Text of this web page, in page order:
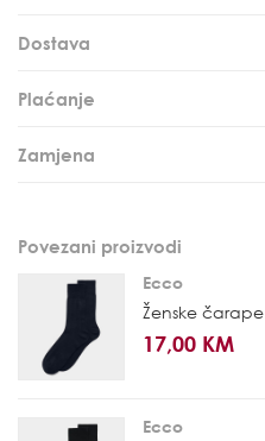
Dostava
Plaćanje
Zamjena
Povezani proizvodi
Ecco
Ženske čarape
17,00 KM
Ecco